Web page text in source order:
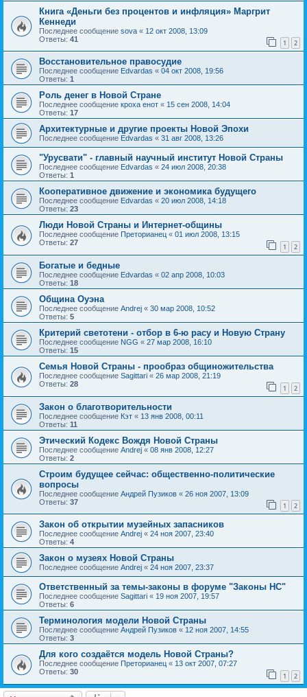
Книга «Деньги без процентов и инфляция» Маргрит
Кеннеди
Последнее сообщение sova « 12 окт 2008, 13:09
Ответы: 41 1 2
Восстановительное правосудие
Последнее сообщение Edvardas « 04 окт 2008, 19:56
Ответы: 1
Роль денег в Новой Стране
Последнее сообщение кроха енот « 15 сен 2008, 14:04
Ответы: 17
Архитектурные и другие проекты Новой Эпохи
Последнее сообщение Edvardas « 31 авг 2008, 13:26
"Урусвати" - главный научный институт Новой Страны
Последнее сообщение Edvardas « 24 июл 2008, 20:38
Ответы: 1
Кооперативное движение и экономика будущего
Последнее сообщение Edvardas « 20 июл 2008, 14:18
Ответы: 23
Люди Новой Страны и Интернет-общины
Последнее сообщение Преторианец « 01 июл 2008, 13:15
Ответы: 27 1 2
Богатые и бедные
Последнее сообщение Edvardas « 02 апр 2008, 10:03
Ответы: 18
Община Оуэна
Последнее сообщение Andrej « 30 мар 2008, 10:52
Ответы: 5
Критерий светотени - отбор в 6-ю расу и Новую Страну
Последнее сообщение NGG « 27 мар 2008, 16:10
Ответы: 15
Семья Новой Страны - прообраз общиножительства
Последнее сообщение Sagittari « 26 мар 2008, 21:19
Ответы: 28 1 2
Закон о благотворительности
Последнее сообщение Кэт « 13 янв 2008, 00:11
Ответы: 11
Этический Кодекс Вождя Новой Страны
Последнее сообщение Andrej « 08 янв 2008, 12:27
Ответы: 2
Строим будущее сейчас: общественно-политические
вопросы
Последнее сообщение Андрей Пузиков « 26 ноя 2007, 13:09
Ответы: 37 1 2
Закон об открытии музейных запасников
Последнее сообщение Andrej « 24 ноя 2007, 23:40
Ответы: 4
Закон о музеях Новой Страны
Последнее сообщение Andrej « 24 ноя 2007, 23:37
Ответственный за темы-законы в форуме "Законы НС"
Последнее сообщение Sagittari « 19 ноя 2007, 19:57
Ответы: 6
Терминология модели Новой Страны
Последнее сообщение Андрей Пузиков « 12 ноя 2007, 14:55
Ответы: 3
Для кого создаётся модель Новой Страны?
Последнее сообщение Преторианец « 13 окт 2007, 07:27
Ответы: 30 1 2